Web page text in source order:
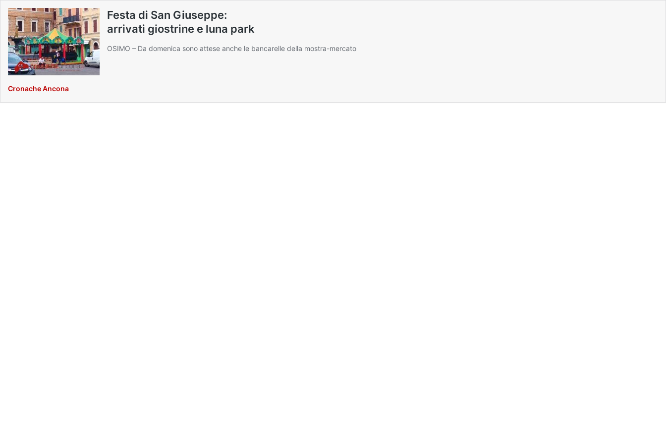
Festa di San Giuseppe:
arrivati giostrine e luna park
OSIMO – Da domenica sono attese anche le bancarelle della mostra-mercato
Cronache Ancona